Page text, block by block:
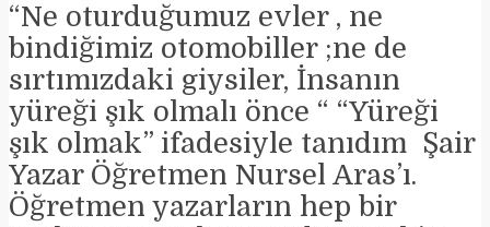
“Ne oturduğumuz evler , ne
bindiğimiz otomobiller ;ne de
sırtımızdaki giysiler, İnsanın
yüreği şık olmalı önce “ “Yüreği
şık olmak” ifadesiyle tanıdım Şair
Yazar Öğretmen Nursel Aras’ı.
Öğretmen yazarların hep bir